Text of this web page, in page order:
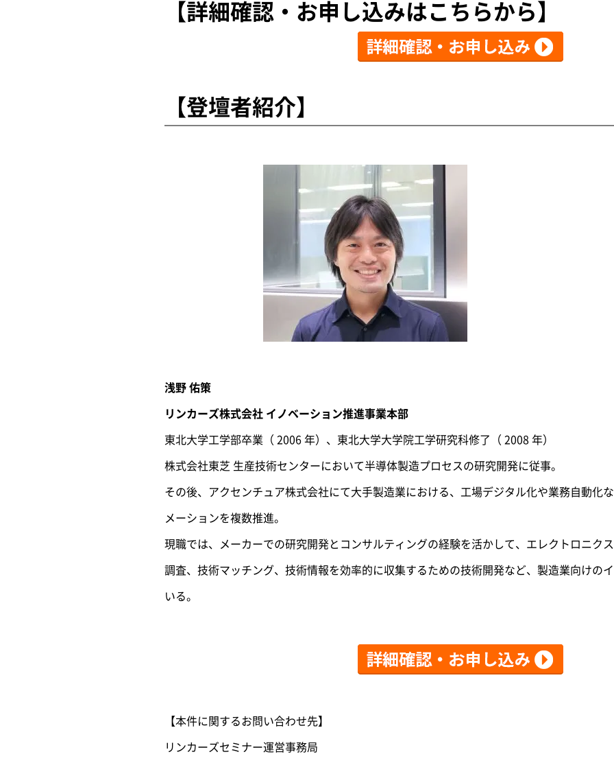
【詳細確認・お申し込みはこちらから】
【登壇者紹介】
浅野 佑策
リンカーズ株式会社 イノベーション推進事業本部
東北大学工学部卒業（ 2006 年）、東北大学大学院工学研究科修了（ 2008 年）
株式会社東芝 生産技術センターにおいて半導体製造プロセスの研究開発に従事。
その後、アクセンチュア株式会社にて大手製造業における、工場デジタル化や業務自動化
メーションを複数推進。
現職では、メーカーでの研究開発とコンサルティングの経験を活かして、エレクトロニク
調査、技術マッチング、技術情報を効率的に収集するための技術開発など、製造業向けの
いる。
【本件に関するお問い合わせ先】
リンカーズセミナー運営事務局